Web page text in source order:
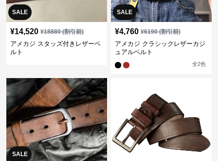
SALE
¥14,520 ¥18880(割引前)
アメカジ スタッズ付きレザーベ
ルト
SALE
¥4,760 ¥6190(割引前)
アメカジ クラシックレザーカジ
ュアルベルト
全2色
SALE